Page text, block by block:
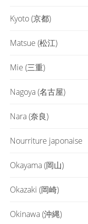
Kyoto (京都)
Matsue (松江)
Mie (三重)
Nagoya (名古屋)
Nara (奈良)
Nourriture japonaise
Okayama (岡山)
Okazaki (岡崎)
Okinawa (沖縄)